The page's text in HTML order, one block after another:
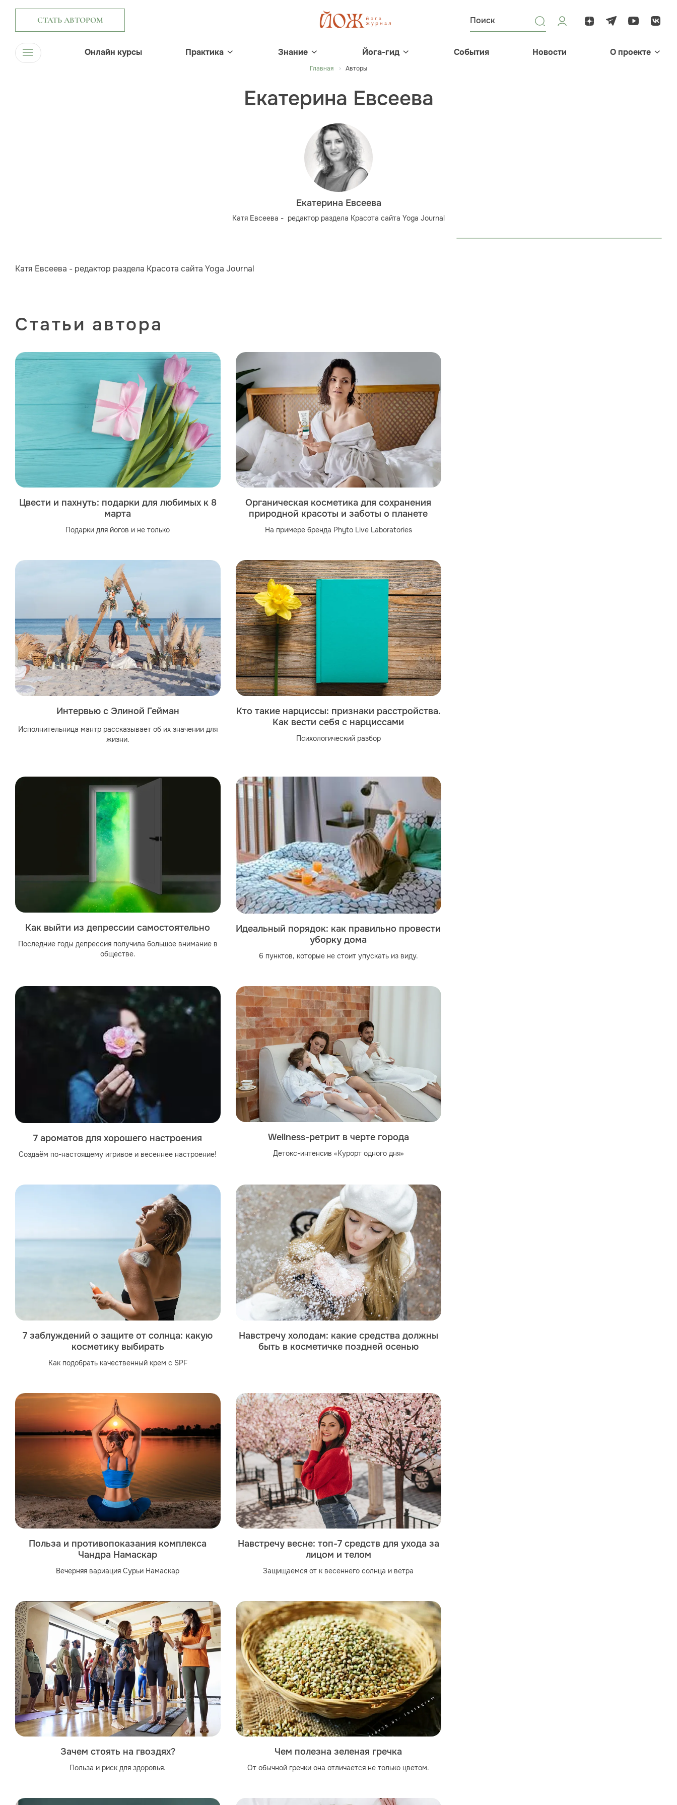
СТАТЬ АВТОРОМ
Онлайн курсы Практика Знание Йога-гид События Новости О проекте
Главная Авторы
Екатерина Евсеева
Екатерина Евсеева
Катя Евсеева - редактор раздела Красота сайта Yoga Journal
Катя Евсеева - редактор раздела Красота сайта Yoga Journal
Статьи автора
Цвести и пахнуть: подарки для любимых к 8
марта
Подарки для йогов и не только
Органическая косметика для сохранения
природной красоты и заботы о планете
На примере бренда Phyto Live Laboratories
Интервью с Элиной Гейман
Исполнительница мантр рассказывает об их значении для
жизни.
Кто такие нарциссы: признаки расстройства.
Как вести себя с нарциссами
Психологический разбор
Как выйти из депрессии самостоятельно
Последние годы депрессия получила большое внимание в
обществе.
Идеальный порядок: как правильно провести
уборку дома
6 пунктов, которые не стоит упускать из виду.
7 ароматов для хорошего настроения
Создаём по-настоящему игривое и весеннее настроение!
Wellness-ретрит в черте города
Детокс-интенсив «Курорт одного дня»
7 заблуждений о защите от солнца: какую
косметику выбирать
Как подобрать качественный крем с SPF
Навстречу холодам: какие средства должны
быть в косметичке поздней осенью
Польза и противопоказания комплекса
Чандра Намаскар
Вечерняя вариация Сурьи Намаскар
Навстречу весне: топ-7 средств для ухода за
лицом и телом
Защищаемся от к весеннего солнца и ветра
Зачем стоять на гвоздях?
Польза и риск для здоровья.
Чем полезна зеленая гречка
От обычной гречки она отличается не только цветом.